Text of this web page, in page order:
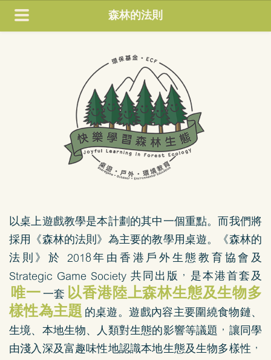
森林的法則
以桌上遊戲教學是本計劃的其中一個重點。而我們將
採用《森林的法則》為主要的教學用桌遊。《森林的
法則》於 2018年由香港戶外生態教育協會及
Strategic Game Society 共同出版，是本港首套及
唯一 一套 以香港陸上森林生態及生物多
樣性為主題 的桌遊。遊戲內容主要圍繞食物鏈、
生境、本地生物、人類對生態的影響等議題，讓同學
由淺入深及富趣味性地認識本地生態及生物多樣性，